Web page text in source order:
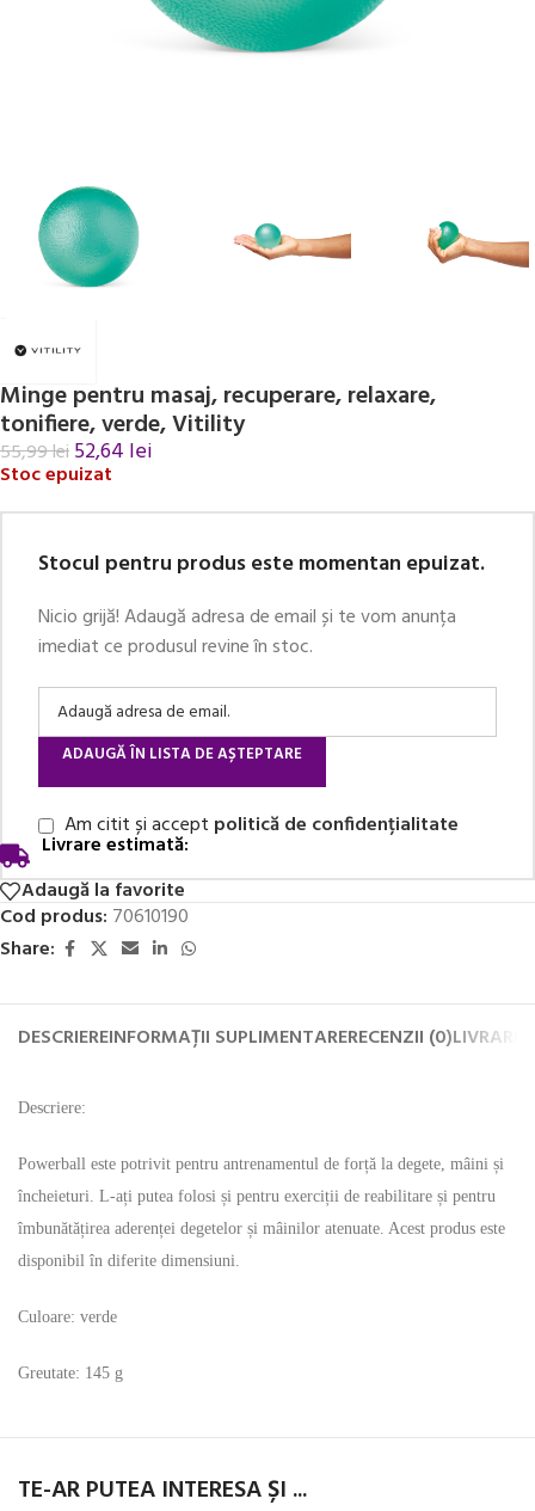
Minge pentru masaj, recuperare, relaxare,
tonifiere, verde, Vitility
55,99lei52,64 lei
Stoc epuizat
Stocul pentru produs este momentan epuizat.
Nicio grijă! Adaugă adresa de email și te vom anunța
imediat ce produsul revine în stoc.
ADAUGĂ ÎN LISTA DE AȘTEPTARE
Am citit și accept politică de confidențialitate
Livrare estimată:
Adaugă la favorite
Cod produs: 70610190
Share:
DESCRIEREINFORMAȚII SUPLIMENTARERECENZII (0)LIVRARE
Descriere:
Powerball este potrivit pentru antrenamentul de forță la degete, mâini și
încheieturi. L-ați putea folosi și pentru exerciții de reabilitare și pentru
îmbunătățirea aderenței degetelor și mâinilor atenuate. Acest produs este
disponibil în diferite dimensiuni.
Culoare: verde
Greutate: 145 g
TE-AR PUTEA INTERESA ȘI ...